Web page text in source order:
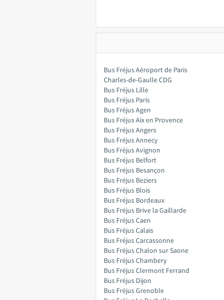
Bus Fréjus Aéroport de Paris
Charles-de-Gaulle CDG
Bus Fréjus Lille
Bus Fréjus Paris
Bus Fréjus Agen
Bus Fréjus Aix en Provence
Bus Fréjus Angers
Bus Fréjus Annecy
Bus Fréjus Avignon
Bus Fréjus Belfort
Bus Fréjus Besançon
Bus Fréjus Beziers
Bus Fréjus Blois
Bus Fréjus Bordeaux
Bus Fréjus Brive la Gaillarde
Bus Fréjus Caen
Bus Fréjus Calais
Bus Fréjus Carcassonne
Bus Fréjus Chalon sur Saone
Bus Fréjus Chambery
Bus Fréjus Clermont Ferrand
Bus Fréjus Dijon
Bus Fréjus Grenoble